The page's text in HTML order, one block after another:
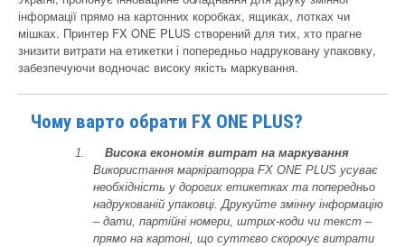
інформації прямо на картонних коробках, ящиках, лотках чи
мішках. Принтер FX ONE PLUS створений для тих, хто прагне
знизити витрати на етикетки і попередньо надруковану упаковку,
забезпечуючи водночас високу якість маркування.
Чому варто обрати FX ONE PLUS?
Висока економія витрат на маркування
Використання маркіраторра FX ONE PLUS усуває
необхідність у дорогих етикетках та попередньо
надрукованій упаковці. Друкуйте змінну інформацію
– дати, партійні номери, штрих-коди чи текст –
прямо на картоні, що суттєво скорочує витрати